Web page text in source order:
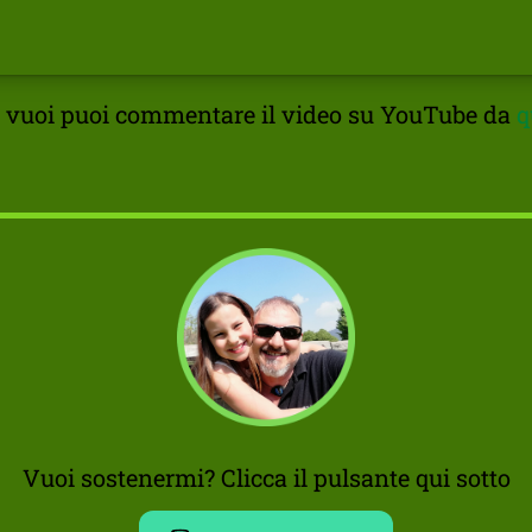
vuoi puoi commentare il video su YouTube da
Vuoi sostenermi? Clicca il pulsante qui sotto